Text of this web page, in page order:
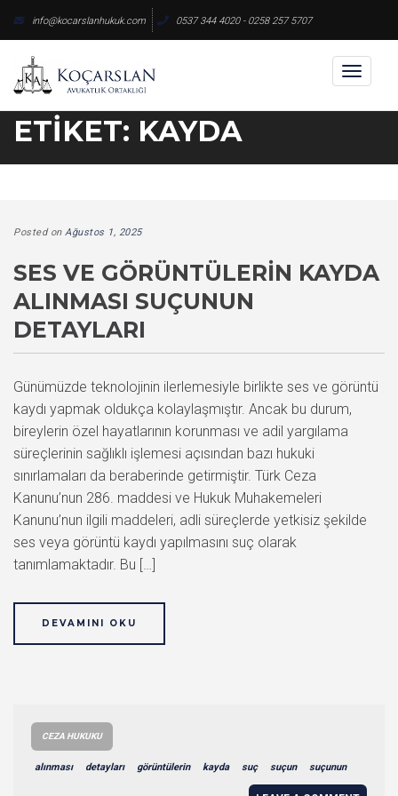
content
info@kocarslanhukuk.com 0537 344 4020 - 0258 257 5707
Toggle
ETIKET: KAYDA
Posted on Ağustos 1, 2025
SES VE GÖRÜNTÜLERIN KAYDA
ALINMASI SUÇUNUN
DETAYLARI
Günümüzde teknolojinin ilerlemesiyle birlikte ses ve görüntü
kaydı yapmak oldukça kolaylaşmıştır. Ancak bu durum,
bireylerin özel hayatlarının korunması ve adil yargılama
süreçlerinin sağlıklı işlemesi açısından bazı hukuki
sınırlamaları da beraberinde getirmiştir. Türk Ceza
Kanunu’nun 286. maddesi ve Hukuk Muhakemeleri
Kanunu’nun ilgili maddeleri, adli süreçlerde yetkisiz şekilde
ses veya görüntü kaydı yapılmasını suç olarak
tanımlamaktadır. Bu […]
DEVAMINI OKU
CEZA HUKUKU
alınması detayları görüntülerin kayda suç suçun suçunun